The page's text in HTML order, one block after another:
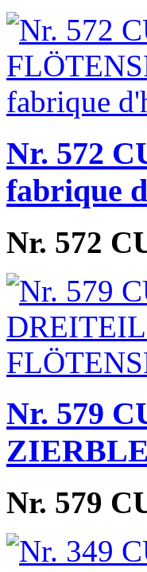
Nr. 572
fabrique
Nr. 572
Nr. 579
Nr. 579